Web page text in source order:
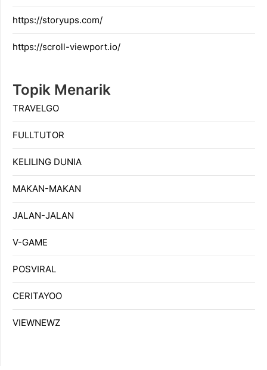
https://storyups.com/
https://scroll-viewport.io/
Topik Menarik
TRAVELGO
FULLTUTOR
KELILING DUNIA
MAKAN-MAKAN
JALAN-JALAN
V-GAME
POSVIRAL
CERITAYOO
VIEWNEWZ